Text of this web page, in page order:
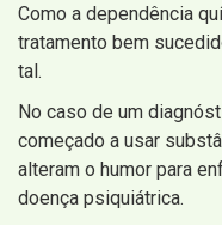
Como a dependência
tratamento bem
tal.
No caso de um
começado a usar
alteram o humor para
doença psiquiátrica.